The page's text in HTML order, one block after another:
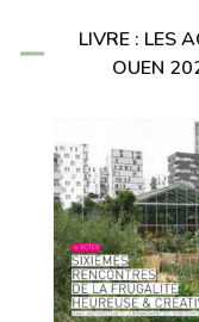
LIVRE : LES
OUEN